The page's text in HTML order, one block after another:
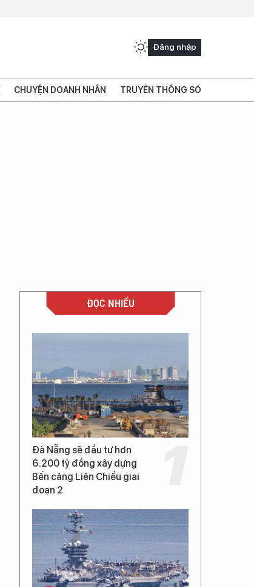
Đăng nhập
CHUYỆN DOANH NHÂN TRUYỀN THÔNG SỐ
ĐỌC NHIỀU
Đà Nẵng sẽ đầu tư hơn
6.200 tỷ đồng xây dựng
Bến cảng Liên Chiểu giai
đoạn 2